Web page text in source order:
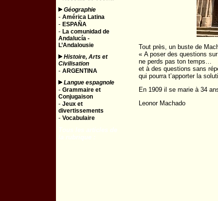
Géographie
- América Latina
- ESPAÑA
- La comunidad de
Andalucía -
L’Andalousie
Histoire, Arts et
Civilisation
- ARGENTINA
Langue espagnole
- Grammaire et
Conjugaison
- Jeux et
divertissements
- Vocabulaire
Tout près, un buste de
« A poser des questions
ne perds pas ton temps…
et à des questions sans
qui pourra t’apporter la
En 1909 il se marie à 34
Leonor Machado